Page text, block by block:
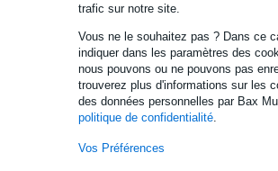
trafic sur notre site.
Vous ne le souhaitez pas ? Dans ce
indiquer dans les paramètres des
nous pouvons ou ne pouvons pas
trouverez plus d'informations sur les
des données personnelles par Bax
politique de confidentialité
Vos Préférences